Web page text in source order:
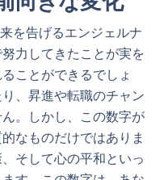
を告げるエンジェルナ
力してきたことが実を
ことができるでしょ
、昇進や転職のチャン
。しかし、この数字が
なものだけではありま
そして心の平和といっ